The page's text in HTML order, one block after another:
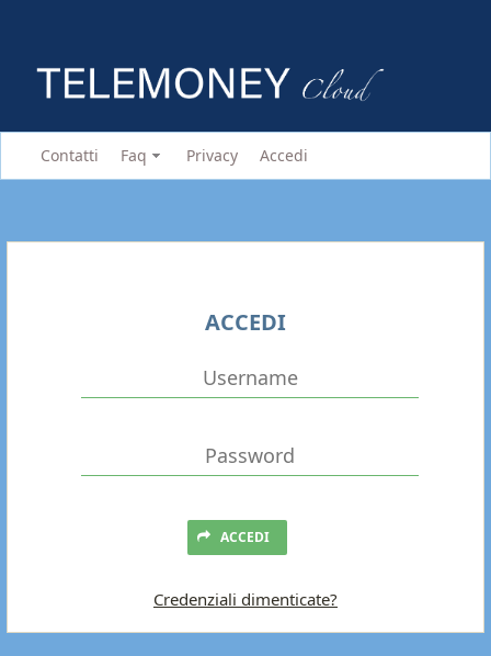
Contatti Faq Privacy Accedi
ACCEDI
ACCEDI
Credenziali dimenticate?